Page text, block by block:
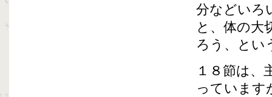
分などいろ
と、体の大
ろう、とい
１８節は、
っています